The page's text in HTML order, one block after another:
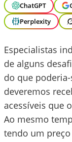
ChatGPT
Perplexity
Especialistas
de alguns
do que
deveremos
acessíveis que
Ao mesmo
tendo um